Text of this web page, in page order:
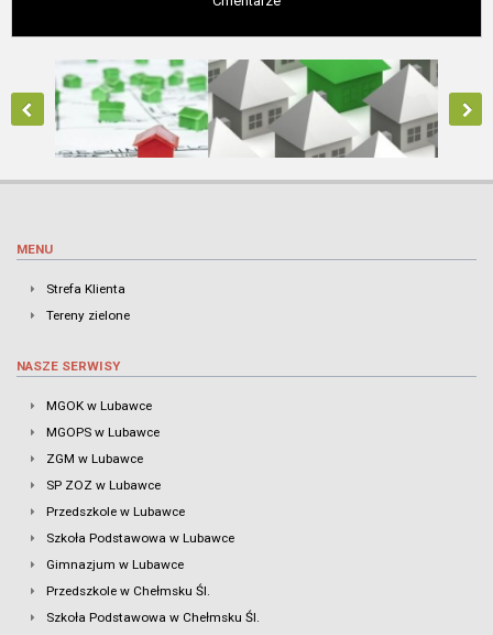
MENU
Strefa Klienta
Tereny zielone
NASZE SERWISY
MGOK w Lubawce
MGOPS w Lubawce
ZGM w Lubawce
SP ZOZ w Lubawce
Przedszkole w Lubawce
Szkoła Podstawowa w Lubawce
Gimnazjum w Lubawce
Przedszkole w Chełmsku Śl.
Szkoła Podstawowa w Chełmsku Śl.